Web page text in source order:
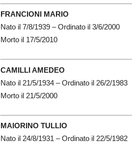
FRANCIONI MARIO
Nato il 7/8/1939 – Ordinato il 3/6/2000
Morto il 17/5/2010
CAMILLI AMEDEO
Nato il 21/5/1934 – Ordinato il 26/2/1983
Morto il 21/5/2000
MAIORINO TULLIO
Nato il 24/8/1931 – Ordinato il 22/5/1982